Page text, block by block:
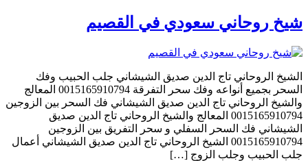
شيخ روحاني سعودي في القصيم
الشيخ الروحاني تاج الدين صديق الشيشاني جلب الحبيب وفك
السحر بجميع أنواعه وفك سحر التفرقة 0015165910794 المعالج
والشيخ الروحاني تاج الدين صديق الشيشاني فك السحر بين الزوجين
0015165910794 المعالج والشيخ الروحاني تاج الدين صديق
الشيشاني فك السحر السفلي و سحر التفريق بين الزوجين
0015165910794 الشيخ الروحاني تاج الدين صديق الشيشاني أعمال
جلب الحبيب وجلب الزوج […]